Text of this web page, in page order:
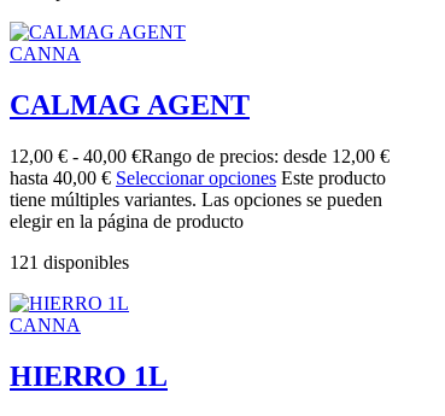
CANNA
CALMAG AGENT
12,00 € - 40,00 €Rango de precios: desde 12,00 €
hasta 40,00 € Seleccionar opciones Este producto
tiene múltiples variantes. Las opciones se pueden
elegir en la página de producto
121 disponibles
CANNA
HIERRO 1L